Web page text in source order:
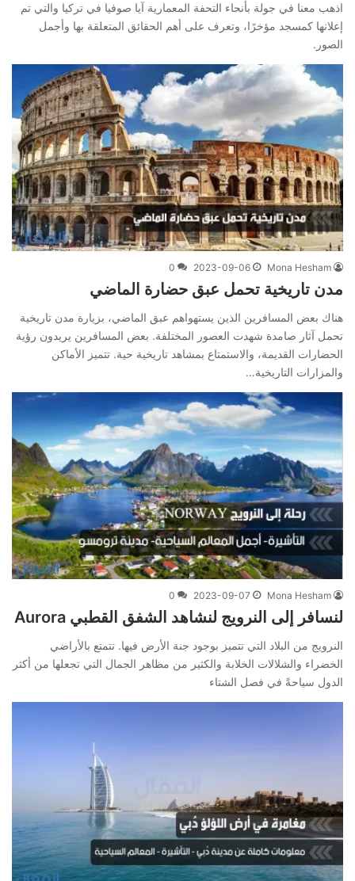
اذهب معنا في جولة بأنحاء التحفة المعمارية آيا صوفيا في تركيا والتي تم
إعلانها كمسجد مؤخرًا، وتعرف على أهم الحقائق المتعلقة بها وأجمل
الصور.
Mona Hesham
2023-09-06
0
مدن تاريخية تحمل عبق حضارة الماضي
هناك بعض المسافرين الذين يستهواهم عبق الماضي، بزيارة مدن تاريخية
تحمل آثار صامدة شهدت العصور المختلفة. بعض المسافرين يريدون رؤية
الحضارات القديمة، والاستمتاع بمشاهد تاريخية حية. تتميز الأماكن
والمزارات التاريخية…
Mona Hesham
2023-09-07
0
لنسافر إلى النرويج لنشاهد الشفق القطبي Aurora
النرويج من البلاد التي تتميز بوجود جنة الأرض فيها. تتمتع بالأراضي
الخضراء والشلالات الخلابة والكثير من مظاهر الجمال التي تجعلها من أكثر
الدول سياحةً في فصل الشتاء